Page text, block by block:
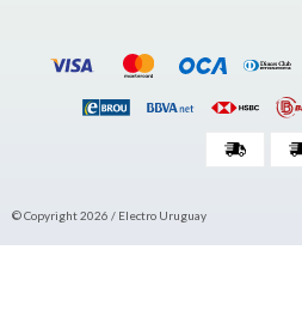
© Copyright 2026 / Electro Uruguay